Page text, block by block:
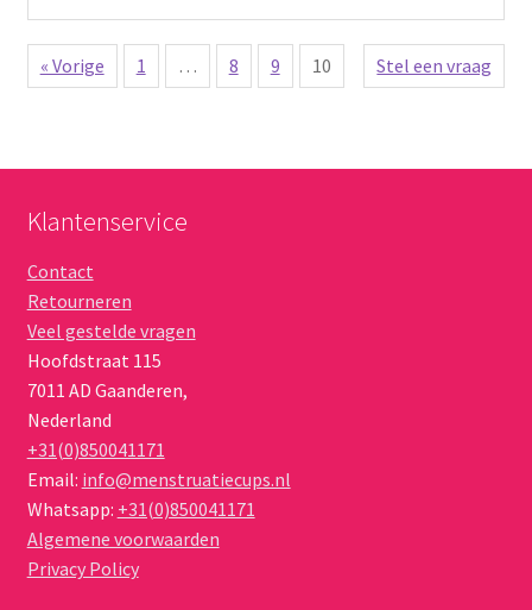
« Vorige 1 … 8 9 10 Stel een vraag
Klantenservice
Contact
Retourneren
Veel gestelde vragen
Hoofdstraat 115
7011 AD Gaanderen,
Nederland
+31(0)850041171
Email: info@menstruatiecups.nl
Whatsapp: +31(0)850041171
Algemene voorwaarden
Privacy Policy